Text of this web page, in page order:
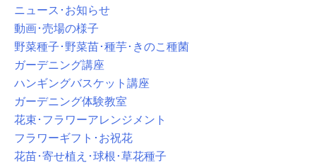
ニュース･お知らせ
動画･売場の様子
野菜種子･野菜苗･種芋･きのこ種菌
ガーデニング講座
ハンギングバスケット講座
ガーデニング体験教室
花束･フラワーアレンジメント
フラワーギフト･お祝花
花苗･寄せ植え･球根･草花種子